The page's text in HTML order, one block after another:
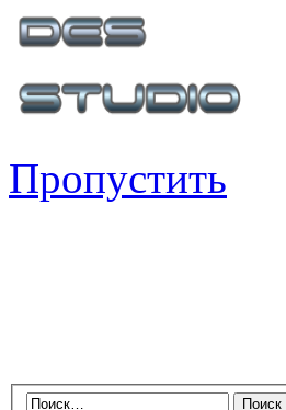
Пропустить